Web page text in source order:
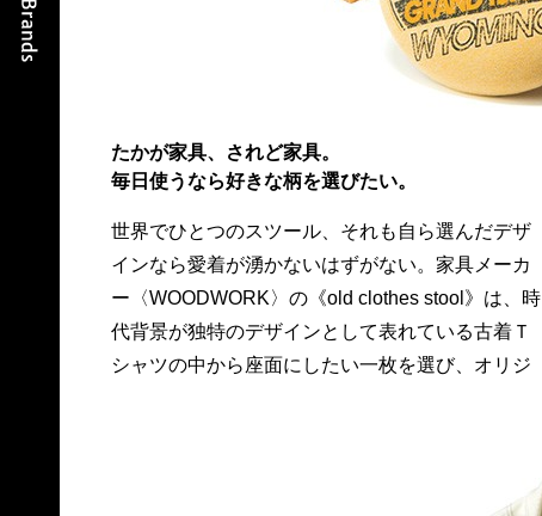
たかが家具、されど家具。
毎日使うなら好きな柄を選びたい。
世界でひとつのスツール、それも自ら選んだデザ
インなら愛着が湧かないはずがない。家具メーカ
ー〈WOODWORK〉の《old clothes stool》は、時
代背景が独特のデザインとして表れている古着Ｔ
シャツの中から座面にしたい一枚を選び、オリジ
ナルの一脚を作るというもの。DIY好きの人は、脚
部を自分で組み立てられるキット（15,000円）も
チェック。16,500円。問WOODWORK☎03・